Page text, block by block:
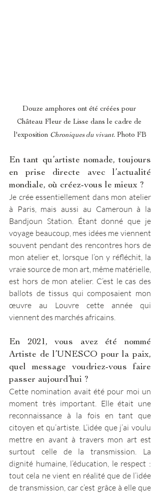
Douze amphores ont été créées pour
Château Fleur de Lisse dans le cadre de
l'exposition Chroniques du vivant. Photo FB
En tant qu’artiste nomade, toujours
en prise directe avec l’actualité
mondiale, où créez-vous le mieux ?
Je crée essentiellement dans mon atelier
à Paris, mais aussi au Cameroun à la
Bandjoun Station. Étant donné que je
voyage beaucoup, mes idées me viennent
souvent pendant des rencontres hors de
mon atelier et, lorsque l’on y réfléchit, la
vraie source de mon art, même matérielle,
est hors de mon atelier. C’est le cas des
ballots de tissus qui composaient mon
œuvre au Louvre cette année qui
viennent des marchés africains.
En 2021, vous avez été nommé
Artiste de l’UNESCO pour la paix,
quel message voudriez-vous faire
passer aujourd’hui ?
Cette nomination avait été pour moi un
moment très important. Elle était une
reconnaissance à la fois en tant que
citoyen et qu’artiste. L’idée que j’ai voulu
mettre en avant à travers mon art est
surtout celle de la transmission. La
dignité humaine, l’éducation, le respect :
tout cela ne vient en réalité que de l’idée
de transmission, car c’est grâce à elle que